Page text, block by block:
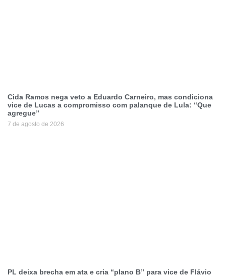
Cida Ramos nega veto a Eduardo Carneiro, mas condiciona
vice de Lucas a compromisso com palanque de Lula: “Que
agregue”
7 de agosto de 2026
PL deixa brecha em ata e cria “plano B” para vice de Flávio